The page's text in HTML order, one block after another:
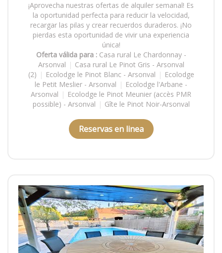
¡Aprovecha nuestras ofertas de alquiler semanal! Es
la oportunidad perfecta para reducir la velocidad,
recargar las pilas y crear recuerdos duraderos. ¡No
pierdas esta oportunidad de vivir una experiencia
única!
Oferta válida para : Casa rural Le Chardonnay -
Arsonval | Casa rural Le Pinot Gris - Arsonval
(2) | Ecolodge le Pinot Blanc - Arsonval | Ecolodge
le Petit Meslier - Arsonval | Ecolodge l'Arbane -
Arsonval | Ecolodge le Pinot Meunier (accès PMR
possible) - Arsonval | Gîte le Pinot Noir-Arsonval
Reservas en linea